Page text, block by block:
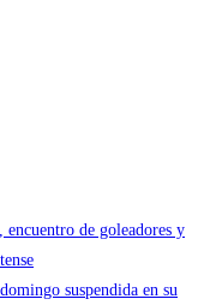
de goleadores y
suspendida en su